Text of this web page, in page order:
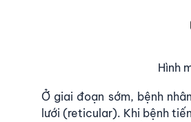
Hình
Ở giai đoạn sớm, bệnh
lưới (reticular). Khi bệnh